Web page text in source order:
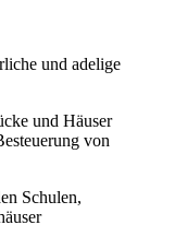
und adelige
und Häuser
von
Schulen,